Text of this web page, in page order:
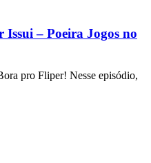
– Poeira Jogos no
pro Fliper! Nesse episódio,